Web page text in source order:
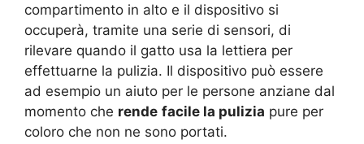
compartimento in alto e il dispositivo si
occuperà, tramite una serie di sensori, di
rilevare quando il gatto usa la lettiera per
effettuarne la pulizia. Il dispositivo può essere
ad esempio un aiuto per le persone anziane dal
momento che rende facile la pulizia pure per
coloro che non ne sono portati.